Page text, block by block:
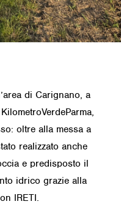
di Carignano, a
oltre alla messa a
realizzato anche
e predisposto il
idrico grazie alla
IRETI.